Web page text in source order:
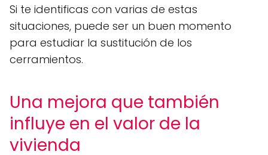
Si te identificas con varias de estas
situaciones, puede ser un buen momento
para estudiar la sustitución de los
cerramientos.
Una mejora que también
influye en el valor de la
vivienda